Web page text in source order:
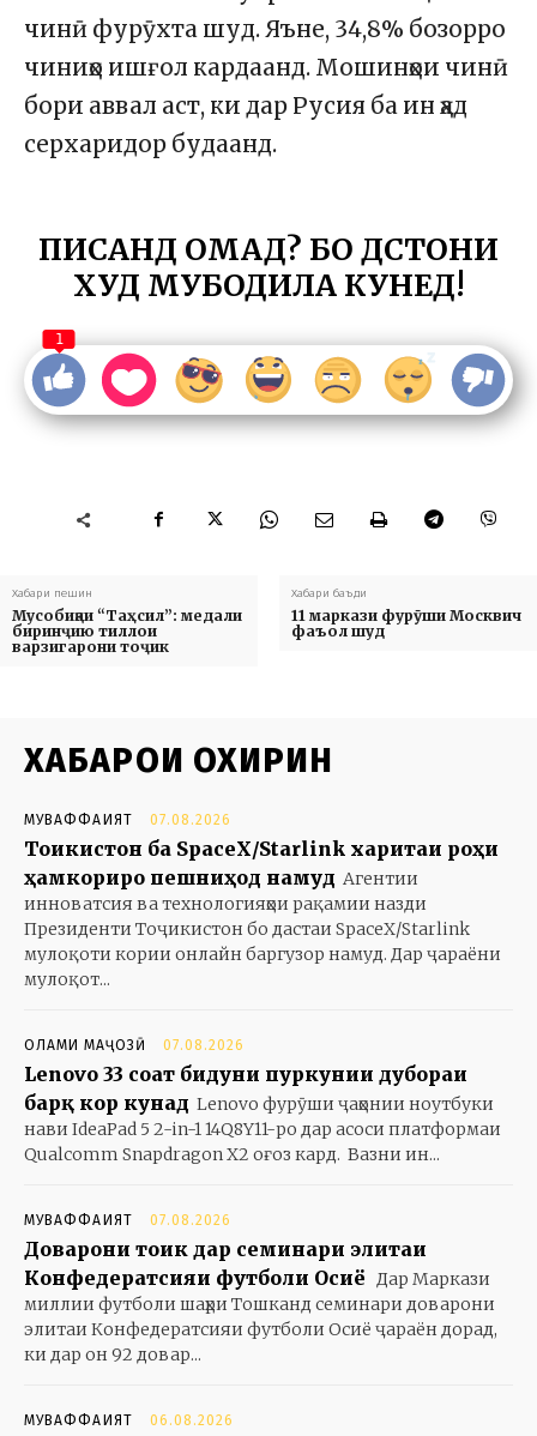
чинӣ фурӯхта шуд. Яъне, 34,8% бозорро
чиниҳо ишғол кардаанд. Мошинҳои чинӣ
бори аввал аст, ки дар Русия ба ин ҳад
серхаридор будаанд.
ПИСАНД ОМАД? БО ДӮСТОНИ
ХУД МУБОДИЛА КУНЕД!
1
Хабари пешин
Мусобиқаи “Таҳсил”: медали
биринҷию тиллои
варзигарони тоҷик
Хабари баъди
11 маркази фурӯши Москвич
фаъол шуд
ХАБАРҲОИ ОХИРИН
МУВАФФАҚИЯТ 07.08.2026
Тоҷикистон ба SpaceX/Starlink харитаи роҳи
ҳамкориро пешниҳод намуд Агентии
инноватсия ва технологияҳои рақамии назди
Президенти Тоҷикистон бо дастаи SpaceX/Starlink
мулоқоти кории онлайн баргузор намуд. Дар ҷараёни
мулоқот...
ОЛАМИ МАҶОЗӢ 07.08.2026
Lenovo 33 соат бидуни пуркунии дубораи
барқ кор кунад Lenovo фурӯши ҷаҳонии ноутбуки
нави IdeaPad 5 2-in-1 14Q8Y11-ро дар асоси платформаи
Qualcomm Snapdragon X2 оғоз кард. Вазни ин...
МУВАФФАҚИЯТ 07.08.2026
Доварони тоҷик дар семинари элитаи
Конфедератсияи футболи Осиё Дар Маркази
миллии футболи шаҳри Тошканд семинари доварони
элитаи Конфедератсияи футболи Осиё ҷараён дорад,
ки дар он 92 довар...
МУВАФФАҚИЯТ 06.08.2026